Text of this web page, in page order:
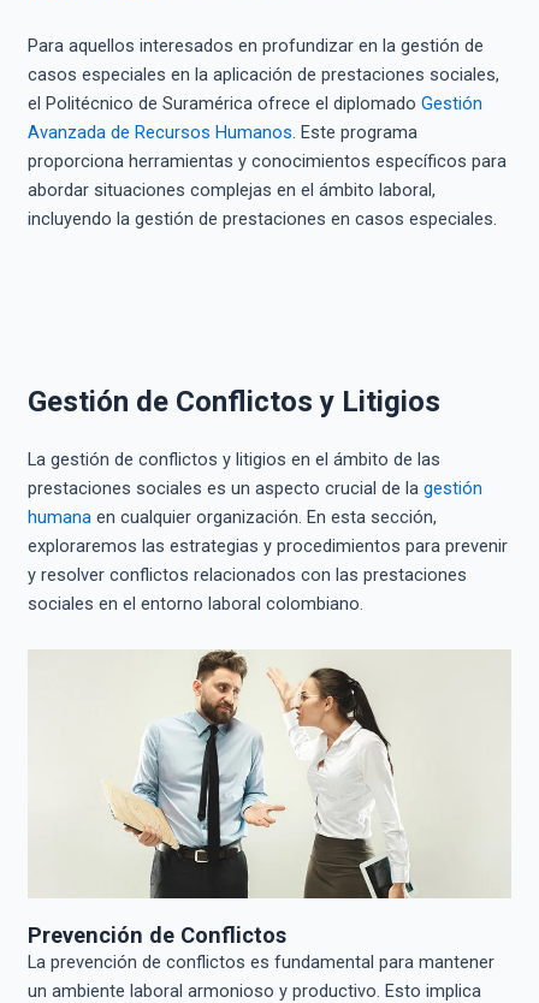
Para aquellos interesados en profundizar en la gestión de
casos especiales en la aplicación de prestaciones sociales,
el Politécnico de Suramérica ofrece el diplomado Gestión
Avanzada de Recursos Humanos. Este programa
proporciona herramientas y conocimientos específicos para
abordar situaciones complejas en el ámbito laboral,
incluyendo la gestión de prestaciones en casos especiales.
Gestión de Conflictos y Litigios
La gestión de conflictos y litigios en el ámbito de las
prestaciones sociales es un aspecto crucial de la gestión
humanaen cualquier organización. En esta sección,
exploraremos las estrategias y procedimientos para prevenir
y resolver conflictos relacionados con las prestaciones
sociales en el entorno laboral colombiano.
Prevención de Conflictos
La prevención de conflictos es fundamental para mantener
un ambiente laboral armonioso y productivo. Esto implica